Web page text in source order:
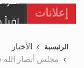
إعلانات
الرئيسية
الأخبار
مجلس أنصار الله